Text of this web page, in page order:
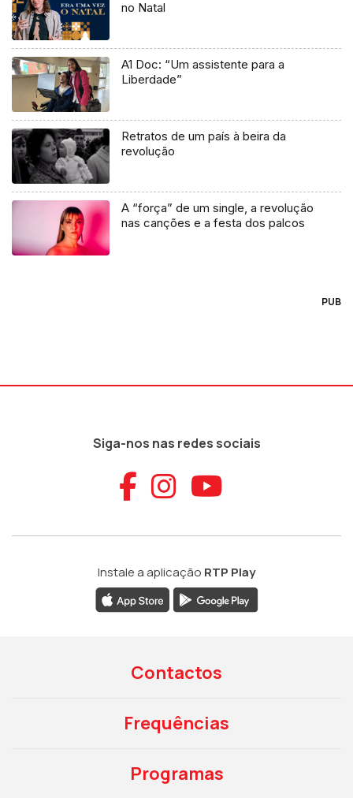
no Natal
A1 Doc: “Um assistente para a
Liberdade”
Retratos de um país à beira da
revolução
A “força” de um single, a revolução
nas canções e a festa dos palcos
PUB
Siga-nos nas redes sociais
Aceder ao
Aceder ao
Aceder
Instale a aplicação RTP Play
Contactos
Frequências
Programas